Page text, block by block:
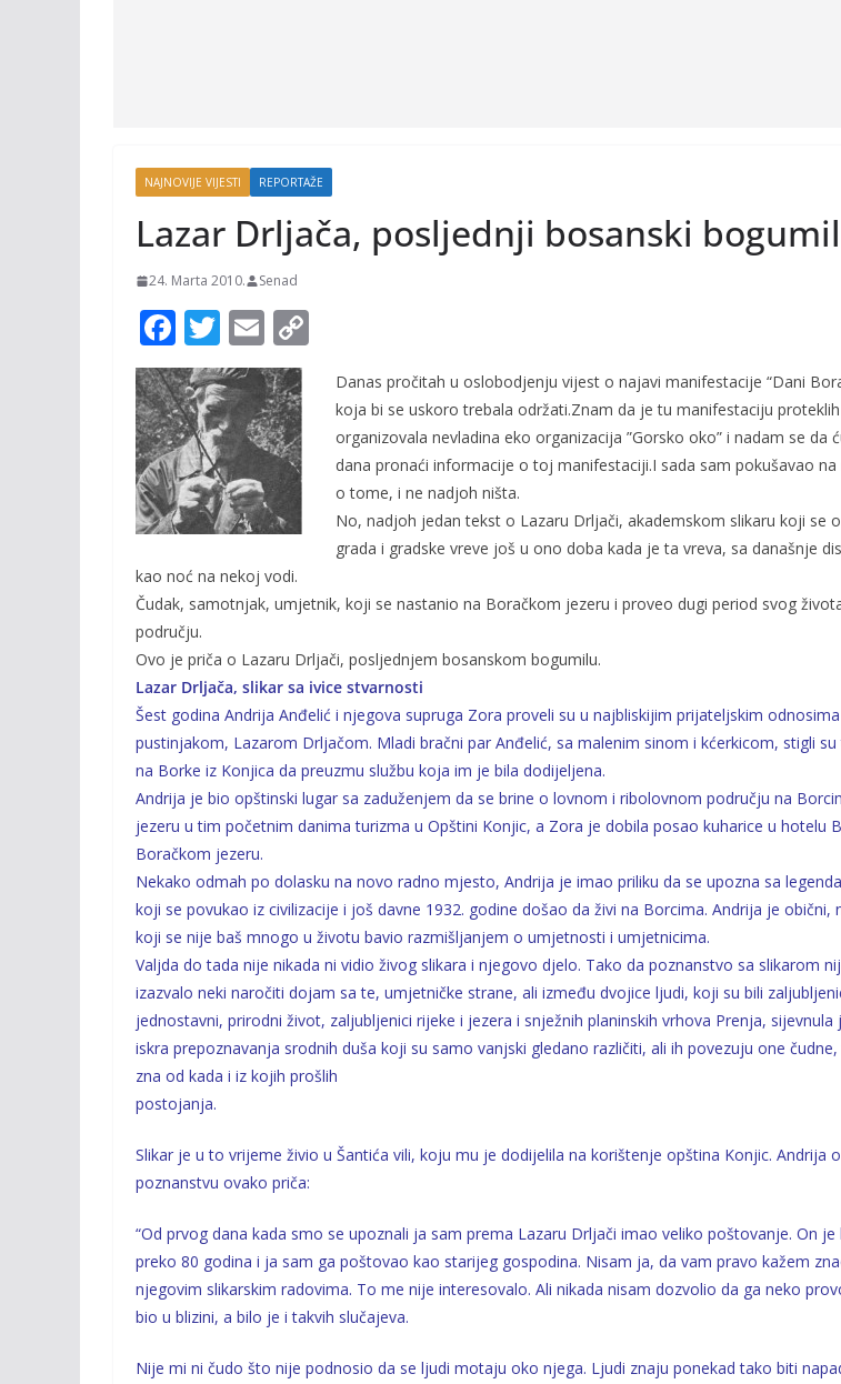
NAJNOVIJE VIJESTI REPORTAŽE
Lazar Drljača, posljednji bosanski bogumil
24. Marta 2010. Senad
F
ac
e
b
o
o
k
T
w
itt
er
E
m
ai
l
Danas pročitah u oslobodjenju vijest o najavi manifestacije “Dani
koja bi se uskoro trebala održati.Znam da je tu manifestaciju
organizovala nevladina eko organizacija ”Gorsko oko” i nadam se da
dana pronaći informacije o toj manifestaciji.I sada sam pokušavao
o tome, i ne nadjoh ništa.
No, nadjoh jedan tekst o Lazaru Drljači, akademskom slikaru koji se
grada i gradske vreve još u ono doba kada je ta vreva, sa današnje
kao noć na nekoj vodi.
Čudak, samotnjak, umjetnik, koji se nastanio na Boračkom jezeru i proveo dugi period svog
području.
Ovo je priča o Lazaru Drljači, posljednjem bosanskom bogumilu.
Lazar Drljača, slikar sa ivice stvarnosti
Šest godina Andrija Anđelić i njegova supruga Zora proveli su u najbliskijim prijateljskim
pustinjakom, Lazarom Drljačom. Mladi bračni par Anđelić, sa malenim sinom i kćerkicom, stigli
na Borke iz Konjica da preuzmu službu koja im je bila dodijeljena.
Andrija je bio opštinski lugar sa zaduženjem da se brine o lovnom i ribolovnom području na
jezeru u tim početnim danima turizma u Opštini Konjic, a Zora je dobila posao kuharice u hotelu
Boračkom jezeru.
Nekako odmah po dolasku na novo radno mjesto, Andrija je imao priliku da se upozna sa
koji se povukao iz civilizacije i još davne 1932. godine došao da živi na Borcima. Andrija je obični,
koji se nije baš mnogo u životu bavio razmišljanjem o umjetnosti i umjetnicima.
Valjda do tada nije nikada ni vidio živog slikara i njegovo djelo. Tako da poznanstvo sa slikarom
izazvalo neki naročiti dojam sa te, umjetničke strane, ali između dvojice ljudi, koji su bili
jednostavni, prirodni život, zaljubljenici rijeke i jezera i snježnih planinskih vrhova Prenja, sijevnula
iskra prepoznavanja srodnih duša koji su samo vanjski gledano različiti, ali ih povezuju one
zna od kada i iz kojih prošlih
postojanja.
Slikar je u to vrijeme živio u Šantića vili, koju mu je dodijelila na korištenje opština Konjic. Andrija
poznanstvu ovako priča:
“Od prvog dana kada smo se upoznali ja sam prema Lazaru Drljači imao veliko poštovanje. On
preko 80 godina i ja sam ga poštovao kao starijeg gospodina. Nisam ja, da vam pravo kažem
njegovim slikarskim radovima. To me nije interesovalo. Ali nikada nisam dozvolio da ga neko
bio u blizini, a bilo je i takvih slučajeva.
Nije mi ni čudo što nije podnosio da se ljudi motaju oko njega. Ljudi znaju ponekad tako biti